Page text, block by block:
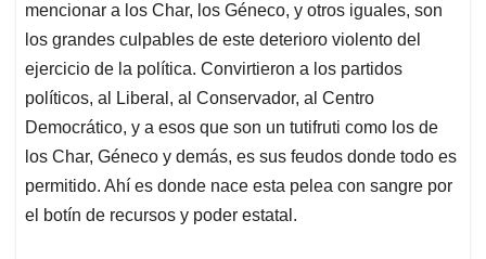
mencionar a los Char, los Géneco, y otros iguales, son
los grandes culpables de este deterioro violento del
ejercicio de la política. Convirtieron a los partidos
políticos, al Liberal, al Conservador, al Centro
Democrático, y a esos que son un tutifruti como los de
los Char, Géneco y demás, es sus feudos donde todo es
permitido. Ahí es donde nace esta pelea con sangre por
el botín de recursos y poder estatal.